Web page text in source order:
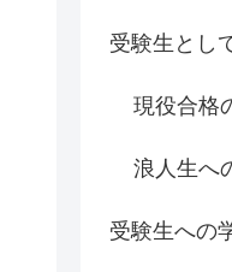
受験生とし
現役合格
浪人生へ
受験生への